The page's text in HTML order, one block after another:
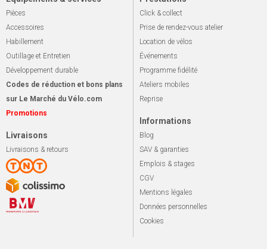
Pièces
Accessoires
Habillement
Outillage et Entretien
Développement durable
Codes de réduction et bons plans
sur Le Marché du Vélo.com
Promotions
Livraisons
Livraisons & retours
Click & collect
Prise de rendez-vous atelier
Location de vélos
Événements
Programme fidélité
Ateliers mobiles
Reprise
Informations
Blog
SAV & garanties
Emplois & stages
CGV
Mentions légales
Données personnelles
Cookies